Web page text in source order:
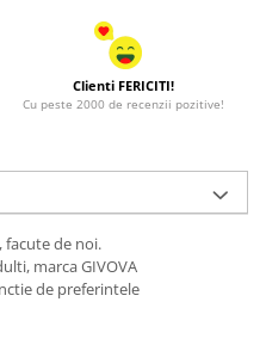
Clienti FERICITI!
Cu peste 2000 de recenzii pozitive!
facute de noi.
marca GIVOVA
de preferintele